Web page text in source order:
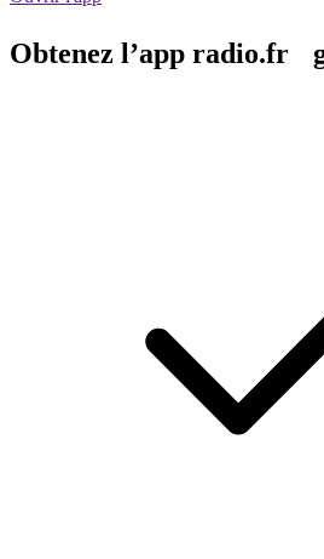
Obtenez l’app radio.fr